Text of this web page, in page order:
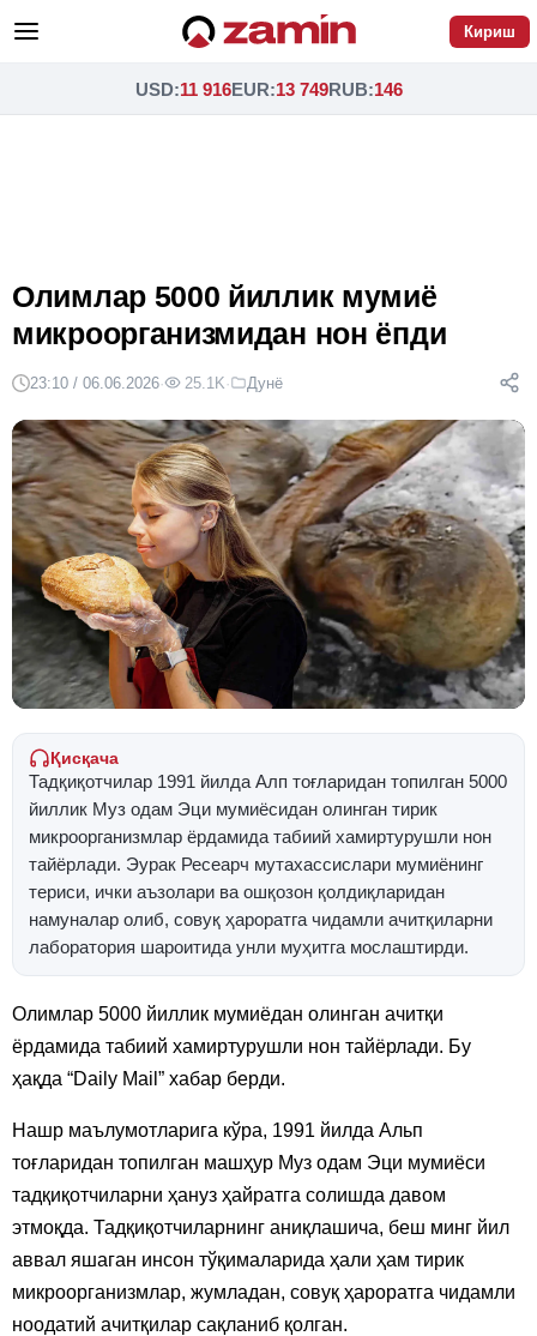
Кириш
USD:11 916EUR:13 749RUB:146
Олимлар 5000 йиллик мумиё
микроорганизмидан нон ёпди
23:10 / 06.06.2026· 25.1K· Дунё
Қисқача
Тадқиқотчилар 1991 йилда Алп тоғларидан топилган 5000
йиллик Муз одам Эци мумиёсидан олинган тирик
микроорганизмлар ёрдамида табиий хамиртурушли нон
тайёрлади. Эурак Ресеарч мутахассислари мумиёнинг
териси, ички аъзолари ва ошқозон қолдиқларидан
намуналар олиб, совуқ ҳароратга чидамли ачитқиларни
лаборатория шароитида унли муҳитга мослаштирди.
Олимлар 5000 йиллик мумиёдан олинган ачитқи
ёрдамида табиий хамиртурушли нон тайёрлади. Бу
ҳақда “Daily Mail” хабар берди.
Нашр маълумотларига кўра, 1991 йилда Альп
тоғларидан топилган машҳур Муз одам Эци мумиёси
тадқиқотчиларни ҳануз ҳайратга солишда давом
этмоқда. Тадқиқотчиларнинг аниқлашича, беш минг йил
аввал яшаган инсон тўқималарида ҳали ҳам тирик
микроорганизмлар, жумладан, совуқ ҳароратга чидамли
ноодатий ачитқилар сақланиб қолган.